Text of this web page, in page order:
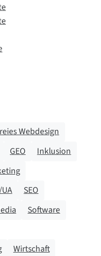
Webdesign
GEO
Inklusion
SEO
Software
Wirtschaft